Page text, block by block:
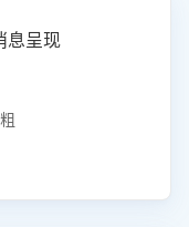
质量。
息呈现